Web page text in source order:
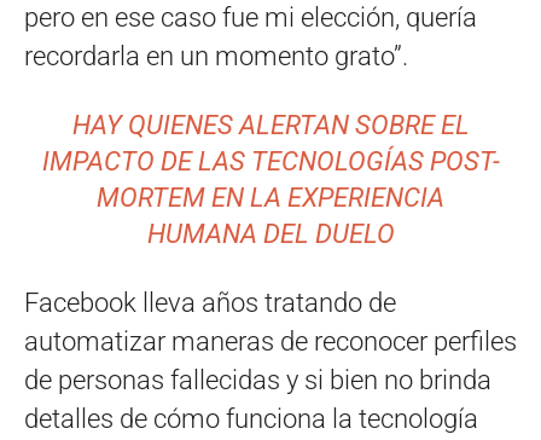
pero en ese caso fue mi elección, quería
recordarla en un momento grato”.
HAY QUIENES ALERTAN SOBRE EL
IMPACTO DE LAS TECNOLOGÍAS POST-
MORTEM EN LA EXPERIENCIA
HUMANA DEL DUELO
Facebook lleva años tratando de
automatizar maneras de reconocer perfiles
de personas fallecidas y si bien no brinda
detalles de cómo funciona la tecnología